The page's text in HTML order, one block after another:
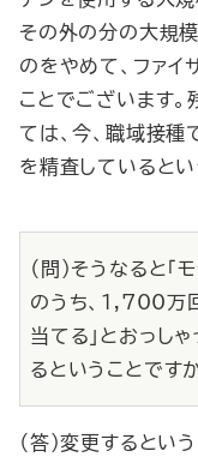
その外の分の大規
のをやめて、ファイ
ことでございます
ては、今、職域接
を精査しているとい
（問）そうなると
のうち、1,700万
当てる」とおっし
るということですか
（答）変更するとい